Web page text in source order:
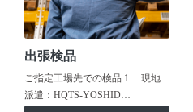
出張検品
ご指定工場先での検品 1. 現地
派遣：HQTS-YOSHID…